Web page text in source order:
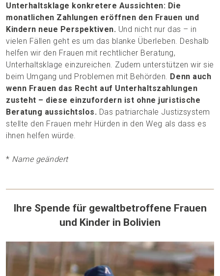
Unterhaltsklage konkretere Aussichten: Die
monatlichen Zahlungen eröffnen den Frauen und
Kindern neue Perspektiven. Und nicht nur das – in
vielen Fällen geht es um das blanke Überleben. Deshalb
helfen wir den Frauen mit rechtlicher Beratung,
Unterhaltsklage einzureichen. Zudem unterstützen wir sie
beim Umgang und Problemen mit Behörden. Denn auch
wenn Frauen das Recht auf Unterhaltszahlungen
zusteht – diese einzufordern ist ohne juristische
Beratung aussichtslos. Das patriarchale Justizsystem
stellte den Frauen mehr Hürden in den Weg als dass es
ihnen helfen würde.
* Name geändert
Ihre Spende für gewaltbetroffene Frauen
und Kinder in Bolivien